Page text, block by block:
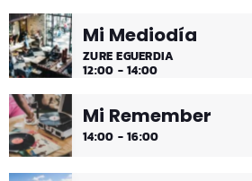
Mi Mediodía
ZURE EGUERDIA
12:00 - 14:00
Mi Remember
14:00 - 16:00